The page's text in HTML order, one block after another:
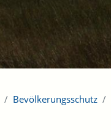
Bevölkerungsschutz